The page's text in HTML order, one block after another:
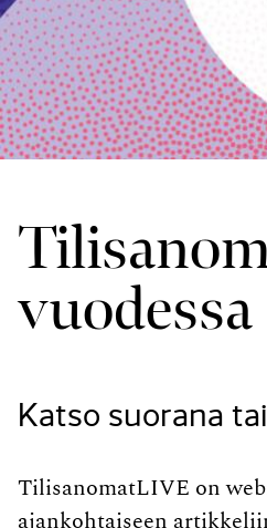
vuodessa
Katso suorana
TilisanomatLIVE on
ajankohtaiseen